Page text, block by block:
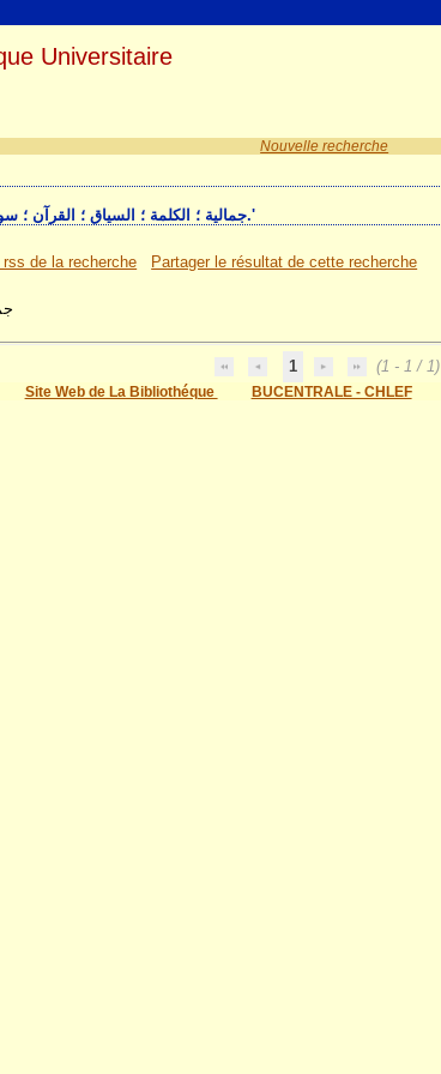
Nouvelle recherche
1 résultat(s) recherche sur le mot-clé 'جمالية ؛ الكلمة ؛ السياق ؛ القرآن ؛ سورة آل عمران.'
de la recherche Partager le résultat de cette recherche
1 (1 - 1 / 1)
Site Web de La Bibliothéque BUCENTRALE - CHLEF
Universitaire